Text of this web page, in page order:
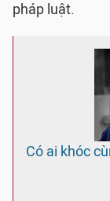
pháp luật.
Có ai khóc